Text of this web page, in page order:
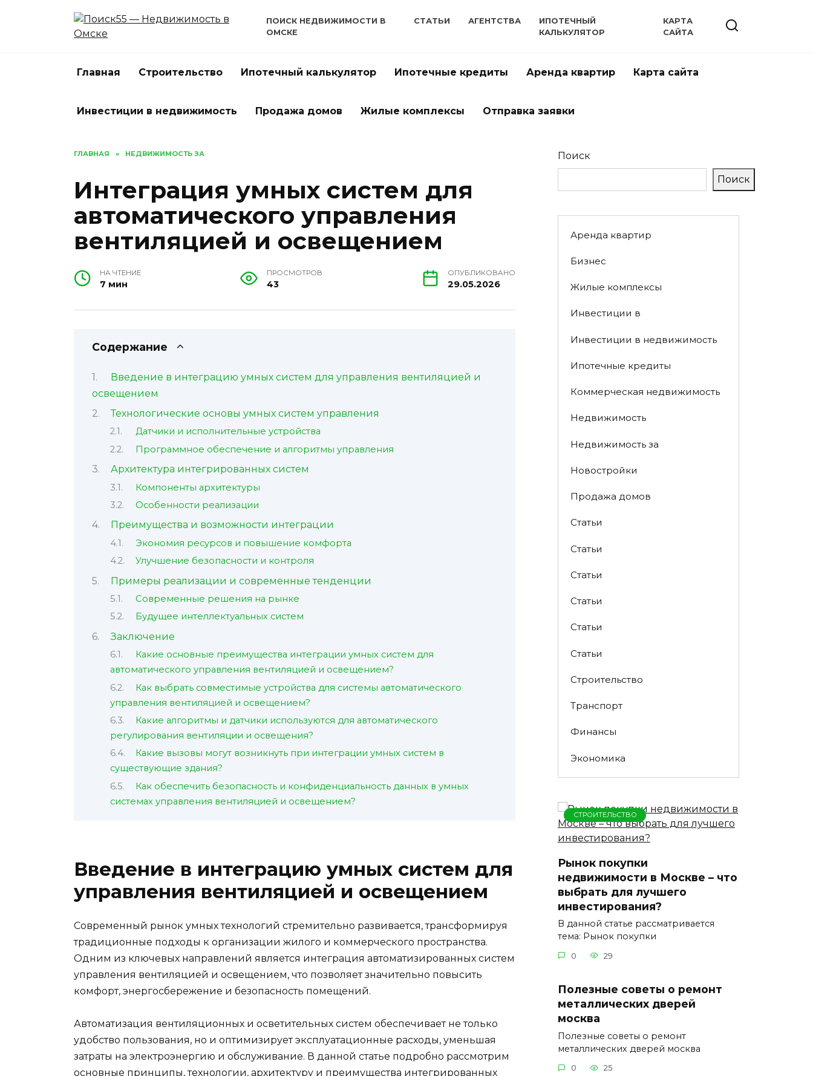
ПОИСК НЕДВИЖИМОСТИ В
ОМСКЕ
СТАТЬИ АГЕНТСТВА
ИПОТЕЧНЫЙ
КАЛЬКУЛЯТОР
КАРТА
САЙТА
Главная Строительство Ипотечный калькулятор Ипотечные кредиты Аренда квартир Карта сайта
Инвестиции в недвижимость Продажа домов Жилые комплексы Отправка заявки
ГЛАВНАЯ » НЕДВИЖИМОСТЬ ЗА
Интеграция умных систем для
автоматического управления
вентиляцией и освещением
НА ЧТЕНИЕ
7 мин
ПРОСМОТРОВ
43
ОПУБЛИКОВАНО
29.05.2026
Содержание
Введение в интеграцию умных систем для управления вентиляцией и
освещением
Технологические основы умных систем управления
Датчики и исполнительные устройства
Программное обеспечение и алгоритмы управления
Архитектура интегрированных систем
Компоненты архитектуры
Особенности реализации
Преимущества и возможности интеграции
Экономия ресурсов и повышение комфорта
Улучшение безопасности и контроля
Примеры реализации и современные тенденции
Современные решения на рынке
Будущее интеллектуальных систем
Заключение
Какие основные преимущества интеграции умных систем для
автоматического управления вентиляцией и освещением?
Как выбрать совместимые устройства для системы автоматического
управления вентиляцией и освещением?
Какие алгоритмы и датчики используются для автоматического
регулирования вентиляции и освещения?
Какие вызовы могут возникнуть при интеграции умных систем в
существующие здания?
Как обеспечить безопасность и конфиденциальность данных в умных
системах управления вентиляцией и освещением?
Введение в интеграцию умных систем для
управления вентиляцией и освещением
Современный рынок умных технологий стремительно развивается, трансформируя
традиционные подходы к организации жилого и коммерческого пространства.
Одним из ключевых направлений является интеграция автоматизированных систем
управления вентиляцией и освещением, что позволяет значительно повысить
комфорт, энергосбережение и безопасность помещений.
Автоматизация вентиляционных и осветительных систем обеспечивает не только
удобство пользования, но и оптимизирует эксплуатационные расходы, уменьшая
затраты на электроэнергию и обслуживание. В данной статье подробно рассмотрим
основные принципы, технологии, архитектуру и преимущества интегрированных
Поиск
Поиск
Аренда квартир
Бизнес
Жилые комплексы
Инвестиции в
Инвестиции в недвижимость
Ипотечные кредиты
Коммерческая недвижимость
Недвижимость
Недвижимость за
Новостройки
Продажа домов
Статьи
Статьи
Статьи
Статьи
Статьи
Статьи
Строительство
Транспорт
Финансы
Экономика
СТРОИТЕЛЬСТВО
Рынок покупки
недвижимости в Москве – что
выбрать для лучшего
инвестирования?
В данной статье рассматривается
тема: Рынок покупки
0 29
Полезные советы о ремонт
металлических дверей
москва
Полезные советы о ремонт
металлических дверей москва
0 25